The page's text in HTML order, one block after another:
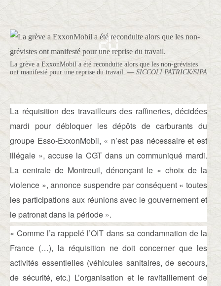
Sauvegarder
La grève a ExxonMobil a été reconduite alors que les non-grévistes
ont manifesté pour une reprise du travail. — SICCOLI PATRICK/SIPA
La réquisition des travailleurs des raffineries, décidées
mardi pour débloquer les dépôts de carburants du
groupe Esso-ExxonMobil, « n’est pas nécessaire et est
illégale », accuse la CGT dans un communiqué mardi.
La centrale de Montreuil, dénonçant le « choix de la
violence », annonce suspendre par conséquent « toutes
les participations aux réunions avec le gouvernement et
le patronat dans la période ».
« Comme l’a rappelé l’OIT dans sa condamnation de la
France (…), la réquisition ne doit concerner que les
activités essentielles (véhicules sanitaires, de secours,
de sécurité, etc.) L’organisation et le ravitaillement de